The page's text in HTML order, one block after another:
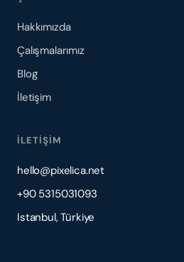
Hakkımızda
Çalışmalarımız
Blog
İletişim
İLETIŞIM
hello@pixelica.net
+90 5315031093
Istanbul, Türkiye